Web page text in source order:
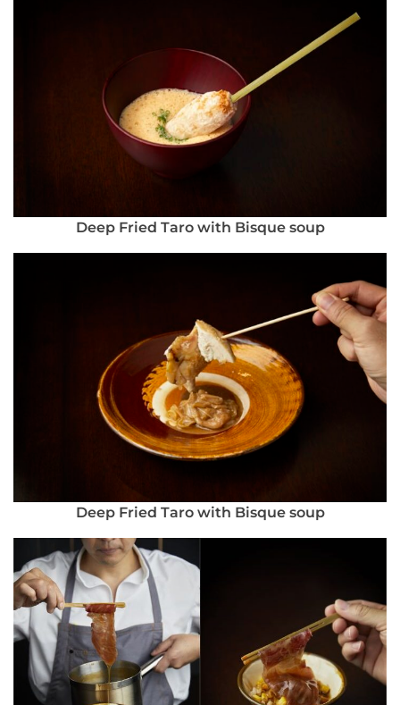
Deep Fried Taro with Bisque soup
Deep Fried Taro with Bisque soup